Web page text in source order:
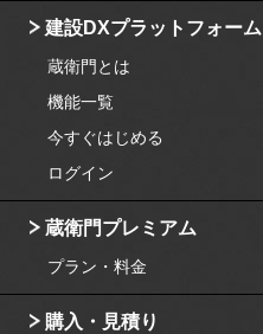
建設DXプラットフォーム
蔵衛門とは
機能一覧
今すぐはじめる
ログイン
蔵衛門プレミアム
プラン・料金
購入・見積り